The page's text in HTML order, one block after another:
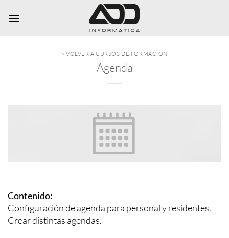
< VOLVER A CURSOS DE FORMACIÓN
Agenda
Contenido:
Configuración de agenda para personal y residentes.
Crear distintas agendas.